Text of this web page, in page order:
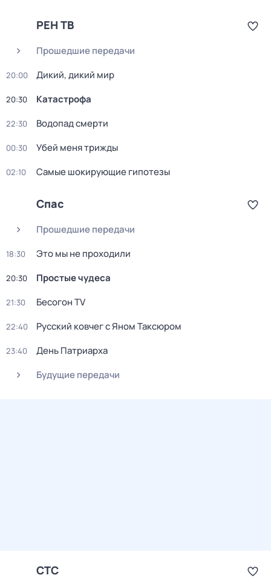
РЕН ТВ
Прошедшие передачи
20:00 Дикий, дикий мир
20:30 Катастрофа
22:30 Водопад смерти
00:30 Убей меня трижды
02:10 Самые шoкиpующие гипотезы
Спас
Прошедшие передачи
18:30 Это мы не проходили
20:30 Простые чудеса
21:30 Бесогон TV
22:40 Русский ковчег с Яном Таксюром
23:40
День Патриарха
Будущие передачи
СТС